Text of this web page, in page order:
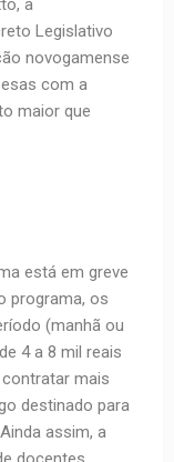
a
Legislativo
novogamense
com a
maior que
está em greve
programa, os
(manhã ou
4 a 8 mil reais
mais
destinado para
assim, a